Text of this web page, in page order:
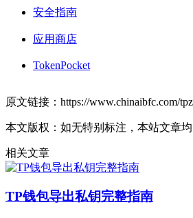
安全指南
应用商店
TokenPocket
原文链接：https://www.chinaibfc.com/
本文版权：如无特别标注，本站文章均
相关文章
TP钱包导出私钥完整指南